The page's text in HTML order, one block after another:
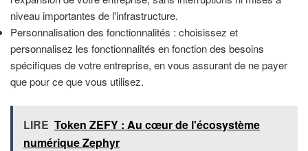
niveau importantes de l'infrastructure.
Personnalisation des fonctionnalités : choisissez et
personnalisez les fonctionnalités en fonction des besoins
spécifiques de votre entreprise, en vous assurant de ne payer
que pour ce que vous utilisez.
LIRE Token ZEFY : Au cœur de l'écosystème
numérique Zephyr